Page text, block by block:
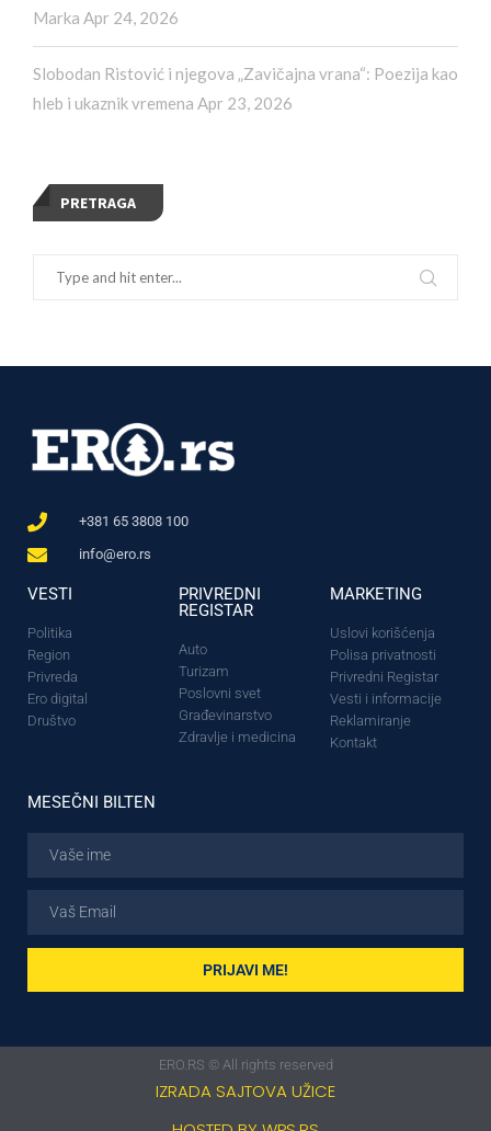
Marka Apr 24, 2026
Slobodan Ristović i njegova „Zavičajna vrana“: Poezija kao
hleb i ukaznik vremena Apr 23, 2026
PRETRAGA
+381 65 3808 100
info@ero.rs
VESTI
Politika
Region
Privreda
Ero digital
Društvo
PRIVREDNI
REGISTAR
Auto
Turizam
Poslovni svet
Građevinarstvo
Zdravlje i medicina
MARKETING
Uslovi korišćenja
Polisa privatnosti
Privredni Registar
Vesti i informacije
Reklamiranje
Kontakt
MESEČNI BILTEN
PRIJAVI ME!
ERO.RS © All rights reserved
IZRADA SAJTOVA UŽICE